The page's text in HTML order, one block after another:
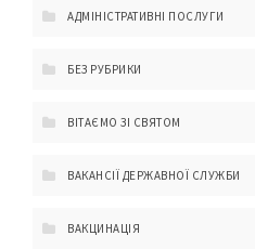
АДМІНІСТРАТИВНІ ПОСЛУГИ
БЕЗ РУБРИКИ
ВІТАЄМО ЗІ СВЯТОМ
ВАКАНСІЇ ДЕРЖАВНОЇ СЛУЖБИ
ВАКЦИНАЦІЯ